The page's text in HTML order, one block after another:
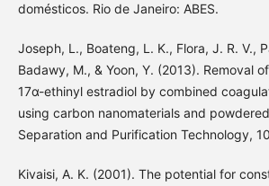
domésticos. Rio de Janeiro: ABES.
Joseph, L., Boateng, L. K., Flora, J. R. V.,
Badawy, M., & Yoon, Y. (2013). Removal
17α-ethinyl estradiol by combined
using carbon nanomaterials and
Separation and Purification Technology,
Kivaisi, A. K. (2001). The potential for